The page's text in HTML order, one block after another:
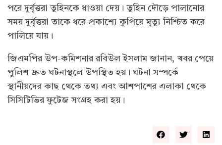
পরে দুর্বৃত্তরা তুহিনকে ধাওয়া দেয়। তুহিন দৌড়ে পালানোর
সময় দুর্বৃত্তরা তাকে ধরে প্রকাশ্যে কুপিয়ে মৃত্যু নিশ্চিত করে
পালিয়ে যায়।
জিএমপির উপ-কমিশনার রবিউল ইসলাম জানান, খবর পেয়ে
পুলিশ দ্রুত ঘটনাস্থলে উপস্থিত হয়। ঘটনা সম্পর্কে
স্থানীয়দের কাছ থেকে তথ্য এবং আশপাশের এলাকা থেকে
সিসিটিভির ফুটেজ সংগ্রহ করা হয়।